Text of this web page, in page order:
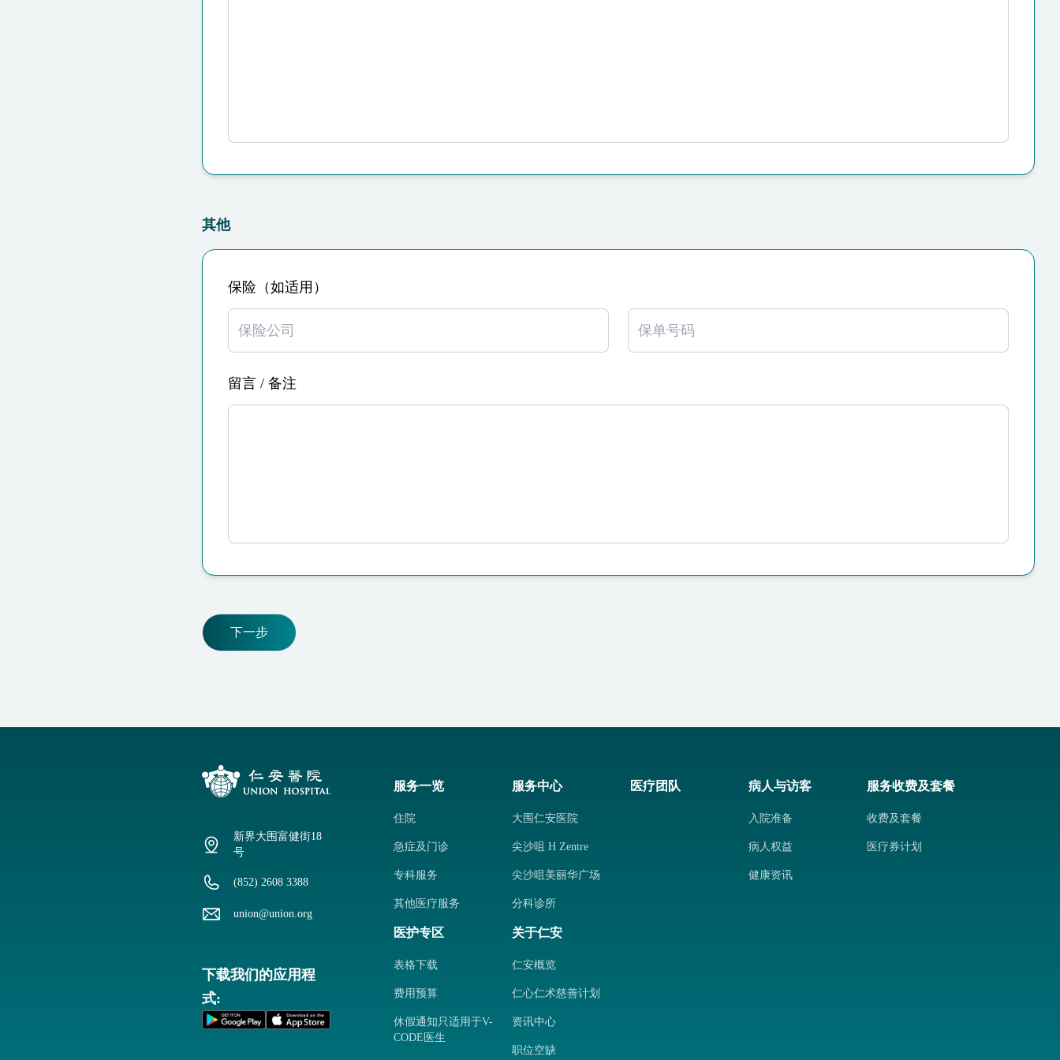
其他
保险（如适用）
留言 / 备注
下一步
新界大围富健街18
号
(852) 2608 3388
union@union.org
下载我们的应用程
式:
服务一览
住院
急症及门诊
专科服务
其他医疗服务
服务中心
大围仁安医院
尖沙咀 H Zentre
尖沙咀美丽华广场
分科诊所
医疗团队 病人与访客
入院准备
病人权益
健康资讯
服务收费及套餐
收费及套餐
医疗券计划
医护专区
表格下载
费用预算
休假通知只适用于V-
CODE医生
关于仁安
仁安概览
仁心仁术慈善计划
资讯中心
职位空缺